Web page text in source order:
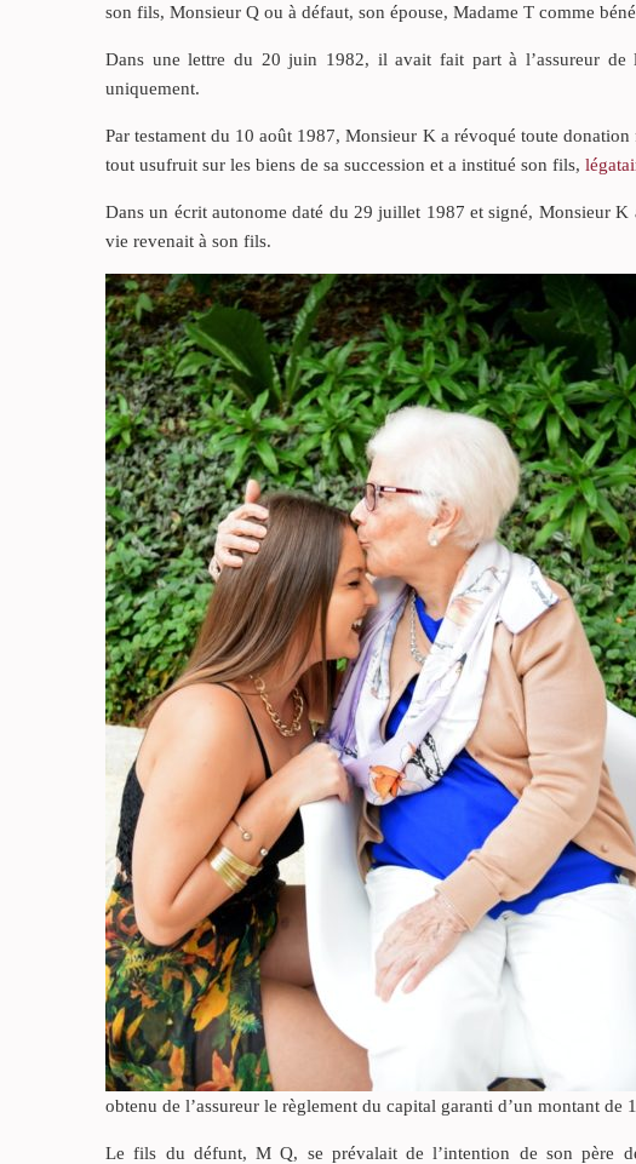
son fils, Monsieur Q ou à défaut, son épouse, Madame T comme
Dans une lettre du 20 juin 1982, il avait fait part à l’assureur de
uniquement.
Par testament du 10 août 1987, Monsieur K a révoqué toute
tout usufruit sur les biens de sa succession et a institué son fils,
Dans un écrit autonome daté du 29 juillet 1987 et signé, Monsieur
vie revenait à son fils.
obtenu de l’assureur le règlement du capital garanti d’un montant
Le fils du défunt, M Q, se prévalait de l’intention de son père